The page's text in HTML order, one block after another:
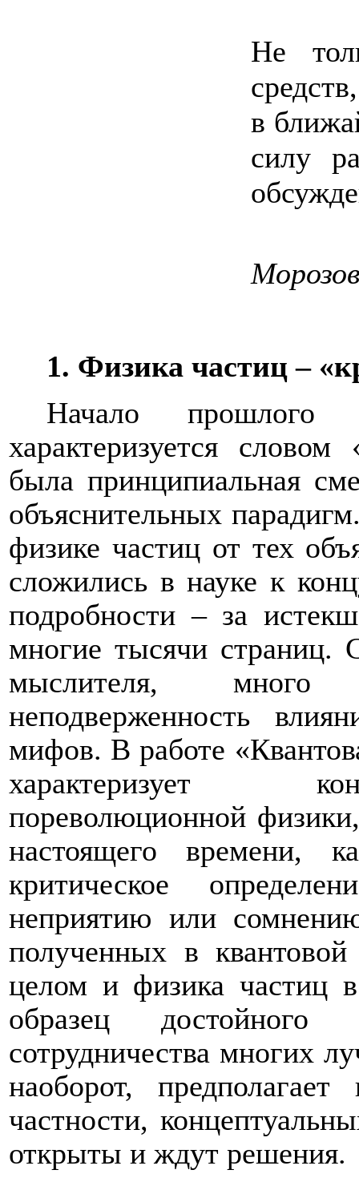
Не
в
силу
1. Физика частиц –
Начало
характеризуется
была принципиальная
объяснительных
физике частиц от тех
сложились в науке к
подробности – за
многие тысячи
мыслителя, много
неподверженность
мифов. В работе
характеризует
пореволюционной
настоящего времени,
критическое
неприятию или
полученных в
целом и физика частиц
образец достойного
сотрудничества многих
наоборот,
частности,
открыты и ждут решения.